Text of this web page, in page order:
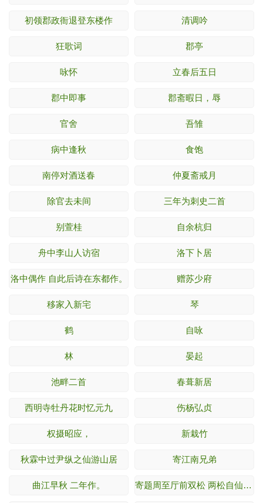
初领郡政衙退登东楼作 清调吟
狂歌词 郡亭
咏怀 立春后五日
郡中即事 郡斋暇日，辱
官舍 吾雏
病中逢秋 食饱
南停对酒送春 仲夏斋戒月
除官去未间 三年为刺史二首
别萱桂 自余杭归
舟中李山人访宿 洛下卜居
洛中偶作 自此后诗在东都作。 赠苏少府
移家入新宅 琴
鹤 自咏
林 晏起
池畔二首 春葺新居
西明寺牡丹花时忆元九 伤杨弘贞
权摄昭应， 新栽竹
秋霖中过尹纵之仙游山居 寄江南兄弟
曲江早秋 二年作。 寄题周至厅前双松 两松自仙游山移植县厅。